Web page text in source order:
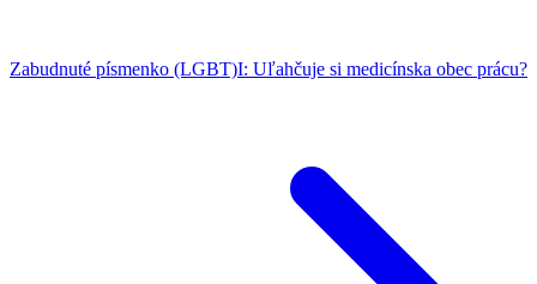
Zabudnuté písmenko (LGBT)I: Uľahčuje si medicínska obec prácu?